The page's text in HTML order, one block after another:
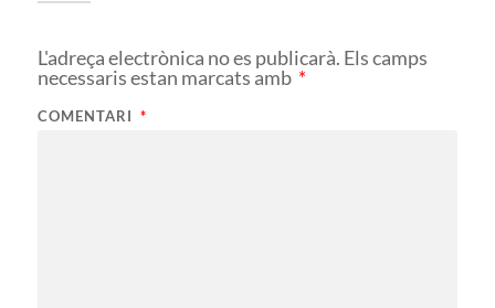
L'adreça electrònica no es publicarà. Els camps
necessaris estan marcats amb *
COMENTARI *